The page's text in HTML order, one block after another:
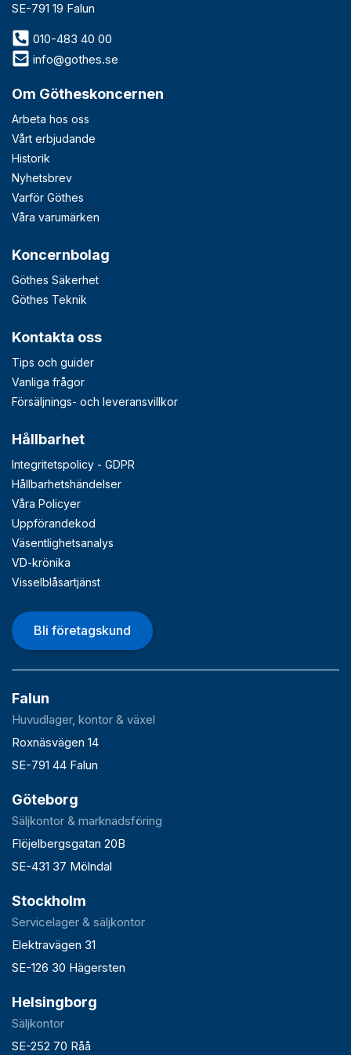
SE-791 19 Falun
010-483 40 00
info@gothes.se
Om Götheskoncernen
Arbeta hos oss
Vårt erbjudande
Historik
Nyhetsbrev
Varför Göthes
Våra varumärken
Koncernbolag
Göthes Säkerhet
Göthes Teknik
Kontakta oss
Tips och guider
Vanliga frågor
Försäljnings- och leveransvillkor
Hållbarhet
Integritetspolicy - GDPR
Hållbarhetshändelser
Våra Policyer
Uppförandekod
Väsentlighetsanalys
VD-krönika
Visselblåsartjänst
Bli företagskund
Falun
Huvudlager, kontor & växel
Roxnäsvägen 14
SE-791 44 Falun
Göteborg
Säljkontor & marknadsföring
Flöjelbergsgatan 20B
SE-431 37 Mölndal
Stockholm
Servicelager & säljkontor
Elektravägen 31
SE-126 30 Hägersten
Helsingborg
Säljkontor
SE-252 70 Råå